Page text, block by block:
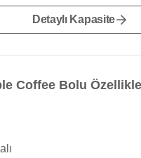
Detaylı Kapasite
Coffee Bolu